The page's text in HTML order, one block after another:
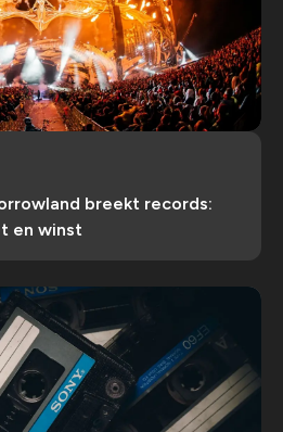
breekt records:
en winst